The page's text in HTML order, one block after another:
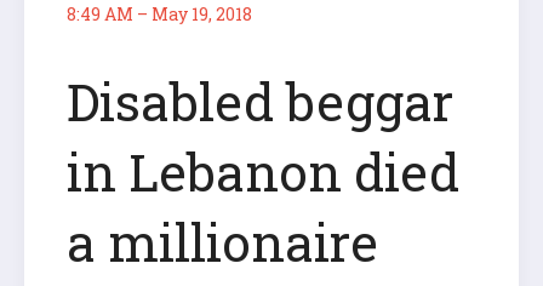
8:49 AM – May 19, 2018
Disabled beggar
in Lebanon died
a millionaire